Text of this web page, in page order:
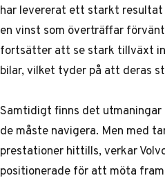
har levererat ett starkt
en vinst som överträffar
fortsätter att se stark tillväxt
bilar, vilket tyder på att deras
Samtidigt finns det utmaningar
de måste navigera. Men med
prestationer hittills, verkar
positionerade för att möta